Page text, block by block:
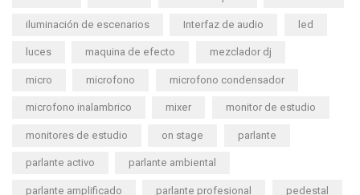
iluminación de escenarios Interfaz de audio led
luces maquina de efecto mezclador dj
micro microfono microfono condensador
microfono inalambrico mixer monitor de estudio
monitores de estudio on stage parlante
parlante activo parlante ambiental
parlante amplificado parlante profesional pedestal